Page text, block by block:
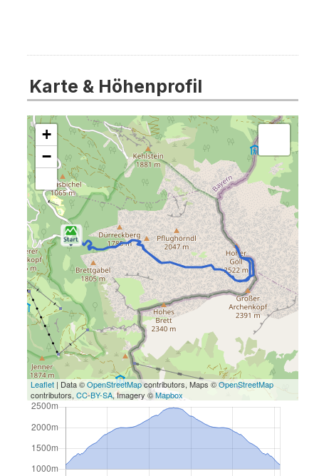
Karte & Höhenprofil
+
−
Leaflet| Data ©OpenStreetMapcontributors, Maps ©OpenStreetMap
contributors, CC-BY-SA, Imagery ©Mapbox